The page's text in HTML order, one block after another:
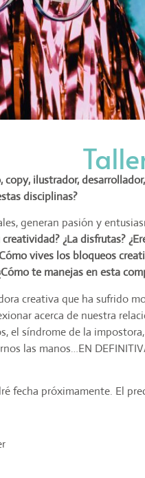
ilustrador,
disciplinas?
generan pasión y
¿La disfrutas?
vives los bloqueos
te manejas en esta
creativa que ha sufrido
acerca de nuestra
el síndrome de la
las manos…EN
fecha próximamente. El